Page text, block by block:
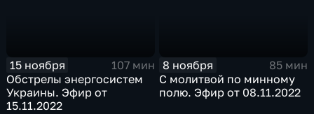
15 ноября
107 мин
Обстрелы энергосистем
Украины. Эфир от
15.11.2022
8 ноября
85 мин
С молитвой по минному
полю. Эфир от 08.11.2022